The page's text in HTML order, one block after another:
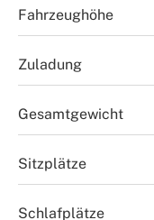
Fahrzeughöhe
Zuladung
Gesamtgewicht
Sitzplätze
Schlafplätze